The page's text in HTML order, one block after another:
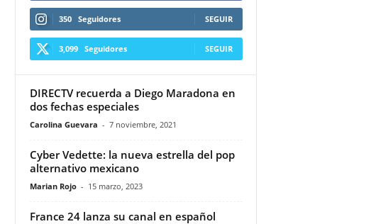
350 Seguidores SEGUIR
3,099 Seguidores SEGUIR
DIRECTV recuerda a Diego Maradona en
dos fechas especiales
Carolina Guevara - 7 noviembre, 2021
Cyber Vedette: la nueva estrella del pop
alternativo mexicano
Marian Rojo - 15 marzo, 2023
France 24 lanza su canal en español